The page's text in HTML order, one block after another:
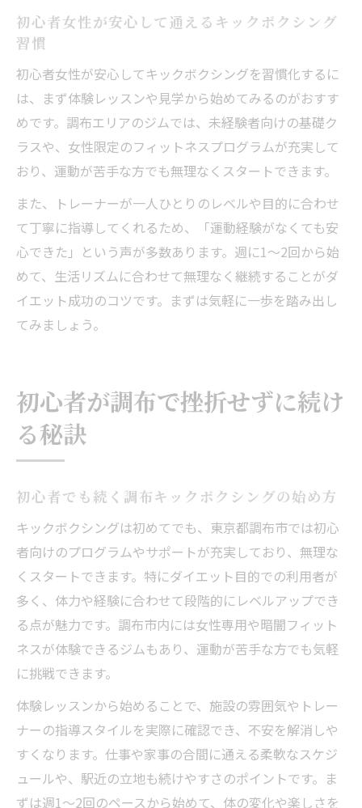
初心者女性が安心して通えるキックボクシング
習慣
初心者女性が安心してキックボクシングを習慣化するに
は、まず体験レッスンや見学から始めてみるのがおすす
めです。調布エリアのジムでは、未経験者向けの基礎ク
ラスや、女性限定のフィットネスプログラムが充実して
おり、運動が苦手な方でも無理なくスタートできます。
また、トレーナーが一人ひとりのレベルや目的に合わせ
て丁寧に指導してくれるため、「運動経験がなくても安
心できた」という声が多数あります。週に1～2回から始
めて、生活リズムに合わせて無理なく継続することがダ
イエット成功のコツです。まずは気軽に一歩を踏み出し
てみましょう。
初心者が調布で挫折せずに続け
る秘訣
初心者でも続く調布キックボクシングの始め方
キックボクシングは初めてでも、東京都調布市では初心
者向けのプログラムやサポートが充実しており、無理な
くスタートできます。特にダイエット目的での利用者が
多く、体力や経験に合わせて段階的にレベルアップでき
る点が魅力です。調布市内には女性専用や暗闇フィット
ネスが体験できるジムもあり、運動が苦手な方でも気軽
に挑戦できます。
体験レッスンから始めることで、施設の雰囲気やトレー
ナーの指導スタイルを実際に確認でき、不安を解消しや
すくなります。仕事や家事の合間に通える柔軟なスケジ
ュールや、駅近の立地も続けやすさのポイントです。ま
ずは週1〜2回のペースから始めて、体の変化や楽しさを